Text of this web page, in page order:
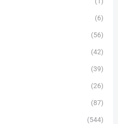
(6)
(56)
(42)
(39)
(26)
(87)
(544)